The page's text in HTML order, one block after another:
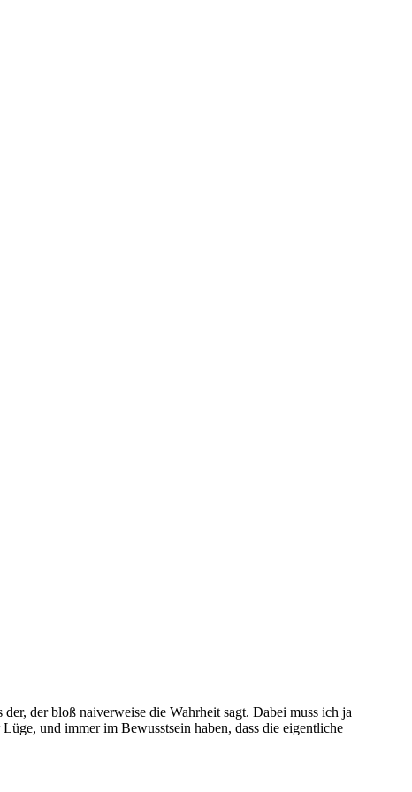
der bloß naiverweise die Wahrheit sagt. Dabei muss ich ja
und immer im Bewusstsein haben, dass die eigentliche